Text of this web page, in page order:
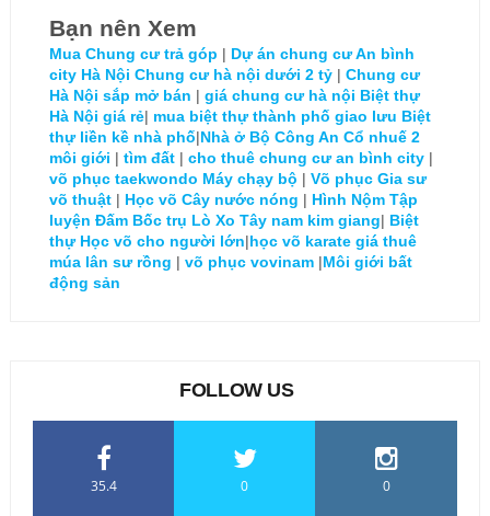
Bạn nên Xem
Mua Chung cư trả góp | Dự án chung cư An bình
city Hà Nội Chung cư hà nội dưới 2 tỷ| Chung cư
Hà Nội sắp mở bán | giá chung cư hà nội Biệt thự
Hà Nội giá rẻ| mua biệt thự thành phố giao lưu Biệt
thự liền kề nhà phố|Nhà ở Bộ Công An Cổ nhuế 2
môi giới | tìm đất | cho thuê chung cư an bình city|
võ phục taekwondo Máy chạy bộ | Võ phục Gia sư
võ thuật| Học võ Cây nước nóng | Hình Nộm Tập
luyện Đấm Bốc trụ Lò Xo Tây nam kim giang| Biệt
thự Học võ cho người lớn|học võ karate giá thuê
múa lân sư rồng | võ phục vovinam |Môi giới bất
động sản
FOLLOW US
35.4 0 0